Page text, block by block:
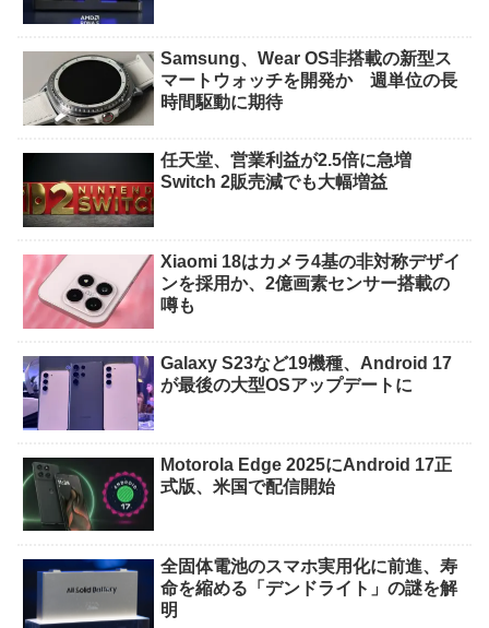
Samsung、Wear OS非搭載の新型ス
マートウォッチを開発か 週単位の長
時間駆動に期待
任天堂、営業利益が2.5倍に急増
Switch 2販売減でも大幅増益
Xiaomi 18はカメラ4基の非対称デザイ
ンを採用か、2億画素センサー搭載の
噂も
Galaxy S23など19機種、Android 17
が最後の大型OSアップデートに
Motorola Edge 2025にAndroid 17正
式版、米国で配信開始
全固体電池のスマホ実用化に前進、寿
命を縮める「デンドライト」の謎を解
明